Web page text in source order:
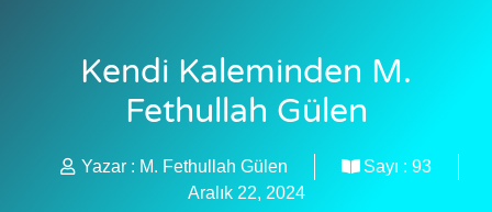
Kendi Kaleminden M.
Fethullah Gülen
Yazar : M. Fethullah Gülen Sayı : 93
Aralık 22, 2024